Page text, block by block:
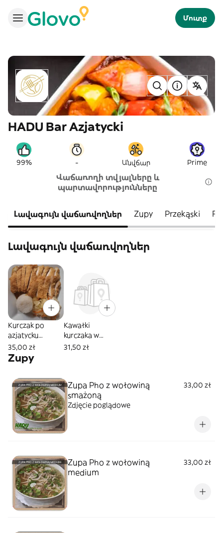
Մուտք
HADU Bar Azjatycki
99% - Անվճար Prime
Վաճառողի տվյալները և
պարտավորությունները
Լավագույն վաճառվողներ Zupy Przekąski
Լավագույն վաճառվողներ
Kurczak po
azjatycku
chrupiący
35,00 zł
Kawałki
kurczaka w
cieście
31,50 zł
Zupy
Zupa Pho z wołowiną
smażoną
33,00 zł
Zdjęcie poglądowe
Zupa Pho z wołowiną
medium
33,00 zł